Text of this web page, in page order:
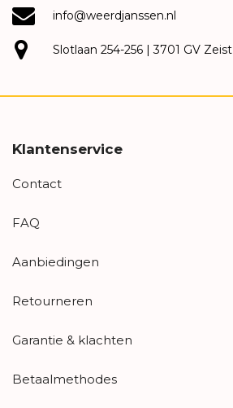
info@weerdjanssen.nl
Slotlaan 254-256 | 3701 GV Zeist
Klantenservice
Contact
FAQ
Aanbiedingen
Retourneren
Garantie & klachten
Betaalmethodes